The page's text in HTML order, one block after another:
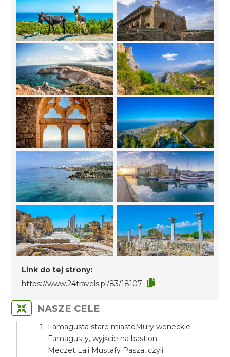
Link do tej strony:
https://www.24travels.pl/83/18107
NASZE CELE
Famagusta stare miastoMury weneckie
Famagusty, wyjście na bastion
Meczet Lali Mustafy Pasza, czyli